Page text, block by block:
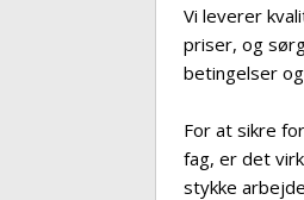
Vi leverer
priser, og
betingelser
For at sikre
fag, er det
stykke